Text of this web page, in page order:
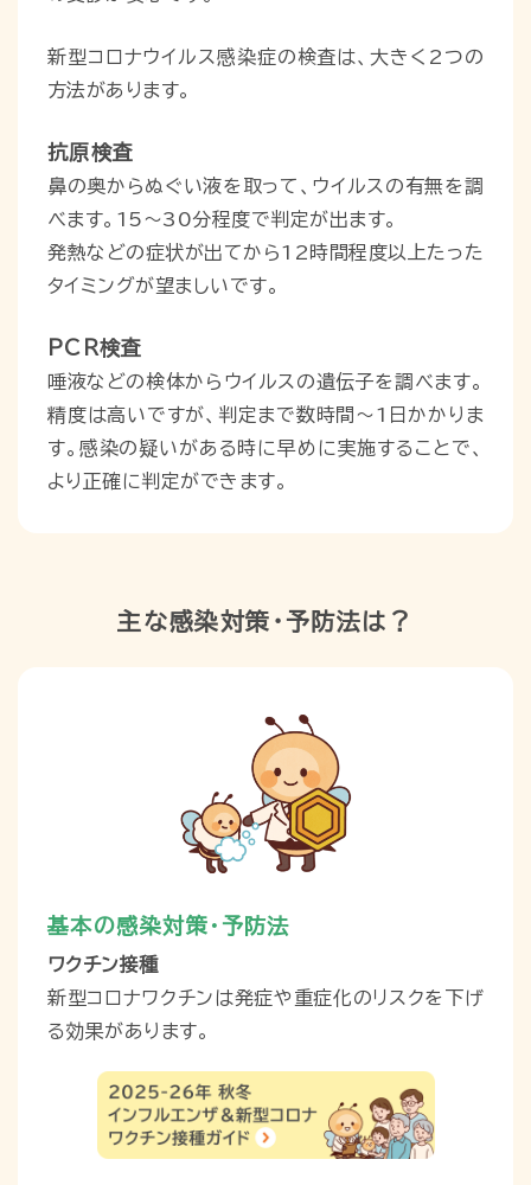
新型コロナウイルス感染症の検査は、大きく2つの
方法があります。
抗原検査
鼻の奥からぬぐい液を取って、ウイルスの有無を調
べます。15〜30分程度で判定が出ます。
発熱などの症状が出てから12時間程度以上たった
タイミングが望ましいです。
PCR検査
唾液などの検体からウイルスの遺伝子を調べます。
精度は高いですが、判定まで数時間～1日かかりま
す。感染の疑いがある時に早めに実施することで、
より正確に判定ができます。
主な感染対策・予防法は？
基本の感染対策・予防法
ワクチン接種
新型コロナワクチンは発症や重症化のリスクを下げ
る効果があります。